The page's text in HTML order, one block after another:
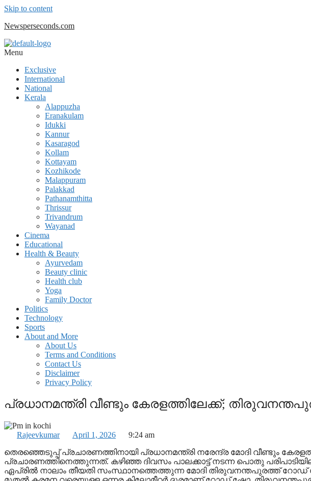
Skip to content
Newsperseconds.com
Menu
Exclusive
International
National
Kerala
Alappuzha
Eranakulam
Idukki
Kannur
Kasaragod
Kollam
Kottayam
Kozhikode
Malappuram
Palakkad
Pathanamthitta
Thrissur
Trivandrum
Wayanad
Cinema
Educational
Health & Beauty
Ayurvedam
Beauty clinic
Health club
Yoga
Family Doctor
Politics
Technology
Sports
About and More
About Us
Terms and Conditions
Contact Us
Disclaimer
Privacy Policy
പ്രധാനമന്ത്രി വീണ്ടും കേരളത്തിലേക്ക്;
Rajeevkumar April 1, 2026
9:24 am
തെരഞ്ഞെടുപ്പ് പ്രചാരണത്തിനായി പ്രധാനമന്ത്രി നരേന്ദ്ര മോദി വീണ്ടും
പ്രചാരണത്തിനെത്തുന്നത്. കഴിഞ്ഞ ദിവസം പാലക്കാട്ട് നടന്ന പൊതു
ഏപ്രില്‍ നാലാം തീയതി സംസ്ഥാനത്തെത്തുന്ന മോദി തിരുവനന്തപുരത്ത് റോഡ്